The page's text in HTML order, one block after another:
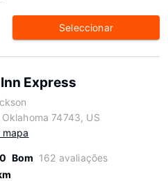
Seleccionar
Express
74743, US
mapa
Bom 162 avaliações